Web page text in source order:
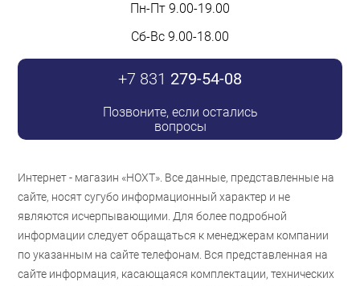
Пн-Пт 9.00-19.00
Сб-Вс 9.00-18.00
+7 831 279-54-08
Позвоните, если остались
вопросы
Интернет - магазин «НОХТ». Все данные, представленные на
сайте, носят сугубо информационный характер и не
являются исчерпывающими. Для более подробной
информации следует обращаться к менеджерам компании
по указанным на сайте телефонам. Вся представленная на
сайте информация, касающаяся комплектации, технических